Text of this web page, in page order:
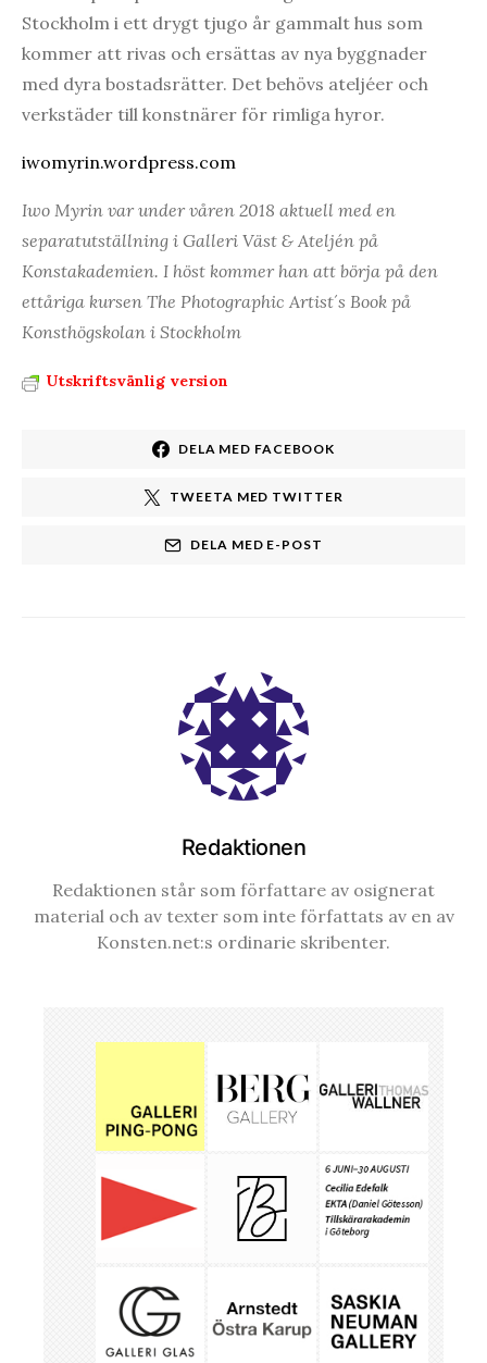
Stockholm i ett drygt tjugo år gammalt hus som
kommer att rivas och ersättas av nya byggnader
med dyra bostadsrätter. Det behövs ateljéer och
verkstäder till konstnärer för rimliga hyror.
iwomyrin.wordpress.com
Iwo Myrin var under våren 2018 aktuell med en
separatutställning i Galleri Väst & Ateljén på
Konstakademien. I höst kommer han att börja på den
ettåriga kursen The Photographic Artist´s Book på
Konsthögskolan i Stockholm
Utskriftsvänlig version
DELA MED FACEBOOK
TWEETA MED TWITTER
DELA MED E-POST
Redaktionen
Redaktionen står som författare av osignerat
material och av texter som inte författats av en av
Konsten.net:s ordinarie skribenter.